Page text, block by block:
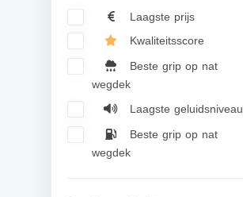
Laagste prijs
Kwaliteitsscore
Beste grip op nat
wegdek
Laagste geluidsniveau
Beste grip op nat
wegdek